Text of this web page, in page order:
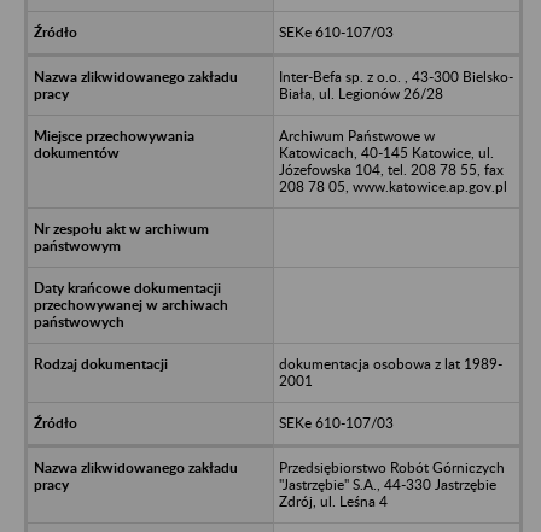
SEKe 610-107/03
Inter-Befa sp. z o.o. , 43-300 Bielsko-
Biała, ul. Legionów 26/28
Archiwum Państwowe w
Katowicach, 40-145 Katowice, ul.
Józefowska 104, tel. 208 78 55, fax
208 78 05, www.katowice.ap.gov.pl
dokumentacja osobowa z lat 1989-
2001
SEKe 610-107/03
Przedsiębiorstwo Robót Górniczych
"Jastrzębie" S.A., 44-330 Jastrzębie
Zdrój, ul. Leśna 4